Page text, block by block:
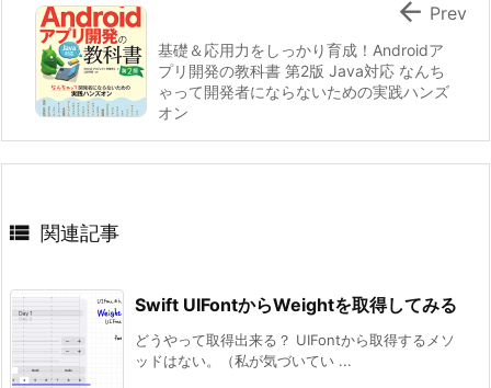
基礎＆応用力をしっかり育成！Androidア
プリ開発の教科書 第2版 Java対応 なんち
ゃって開発者にならないための実践ハンズ
オン
 Prev
 関連記事
Swift UIFontからWeightを取得してみる
どうやって取得出来る？ UIFontから取得するメソ
ッドはない。（私が気づいてい ...